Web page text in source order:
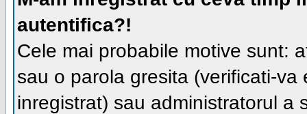
autentifica?!
Cele mai probabile motive sunt:
sau o parola gresita (verificati-
inregistrat) sau administratorul a